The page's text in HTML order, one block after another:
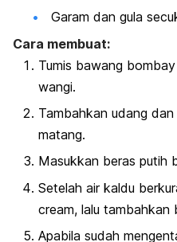
Garam dan gula
Cara membuat:
Tumis bawang
wangi.
Tambahkan udang
matang.
Masukkan beras putih
Setelah air kaldu
cream, lalu tambahkan
Apabila sudah